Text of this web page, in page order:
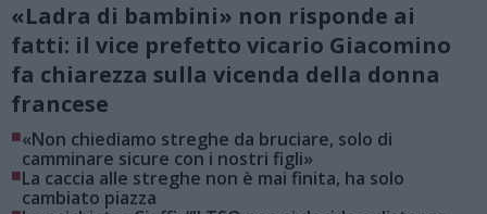
«Ladra di bambini» non risponde ai
fatti: il vice prefetto vicario Giacomino
fa chiarezza sulla vicenda della donna
francese
■«Non chiediamo streghe da bruciare, solo di
camminare sicure con i nostri figli»
■La caccia alle streghe non è mai finita, ha solo
cambiato piazza